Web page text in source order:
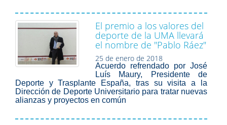
El premio a los valores del
deporte de la UMA llevará
el nombre de "Pablo Ráez"
25 de enero de 2018
Acuerdo refrendado por José
Luís Maury, Presidente de
Deporte y Trasplante España, tras su visita a la
Dirección de Deporte Universitario para tratar nuevas
alianzas y proyectos en común